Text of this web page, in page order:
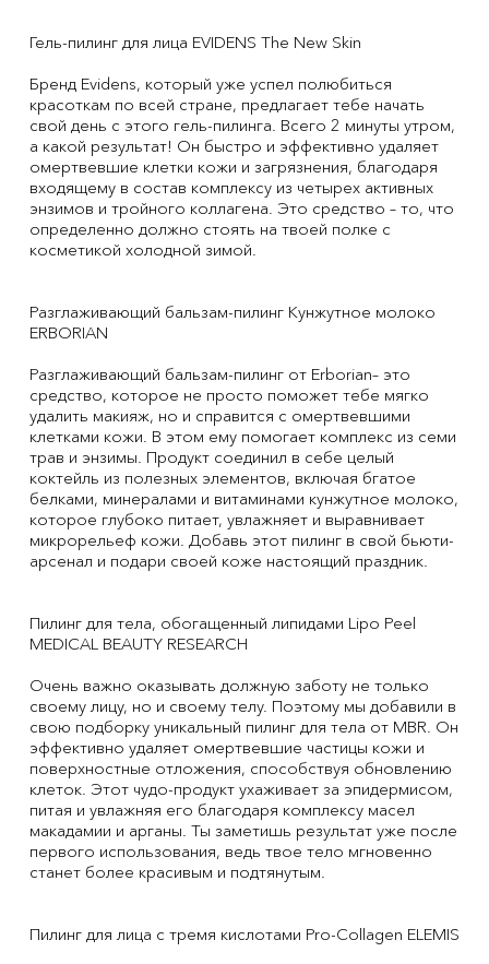
Гель-пилинг для лица EVIDENS The New Skin
Бренд Evidens, который уже успел полюбиться
красоткам по всей стране, предлагает тебе начать
свой день с этого гель-пилинга. Всего 2 минуты утром,
а какой результат! Он быстро и эффективно удаляет
омертвевшие клетки кожи и загрязнения, благодаря
входящему в состав комплексу из четырех активных
энзимов и тройного коллагена. Это средство – то, что
определенно должно стоять на твоей полке с
косметикой холодной зимой.
Разглаживающий бальзам-пилинг Кунжутное молоко
ERBORIAN
Разглаживающий бальзам-пилинг от Erborian– это
средство, которое не просто поможет тебе мягко
удалить макияж, но и справится с омертвевшими
клетками кожи. В этом ему помогает комплекс из семи
трав и энзимы. Продукт соединил в себе целый
коктейль из полезных элементов, включая бгатое
белками, минералами и витаминами кунжутное молоко,
которое глубоко питает, увлажняет и выравнивает
микрорельеф кожи. Добавь этот пилинг в свой бьюти-
арсенал и подари своей коже настоящий праздник.
Пилинг для тела, обогащенный липидами Lipo Peel
MEDICAL BEAUTY RESEARCH
Очень важно оказывать должную заботу не только
своему лицу, но и своему телу. Поэтому мы добавили в
свою подборку уникальный пилинг для тела от MBR. Он
эффективно удаляет омертвевшие частицы кожи и
поверхностные отложения, способствуя обновлению
клеток. Этот чудо-продукт ухаживает за эпидермисом,
питая и увлажняя его благодаря комплексу масел
макадамии и арганы. Ты заметишь результат уже после
первого использования, ведь твое тело мгновенно
станет более красивым и подтянутым.
Пилинг для лица с тремя кислотами Pro-Collagen ELEMIS